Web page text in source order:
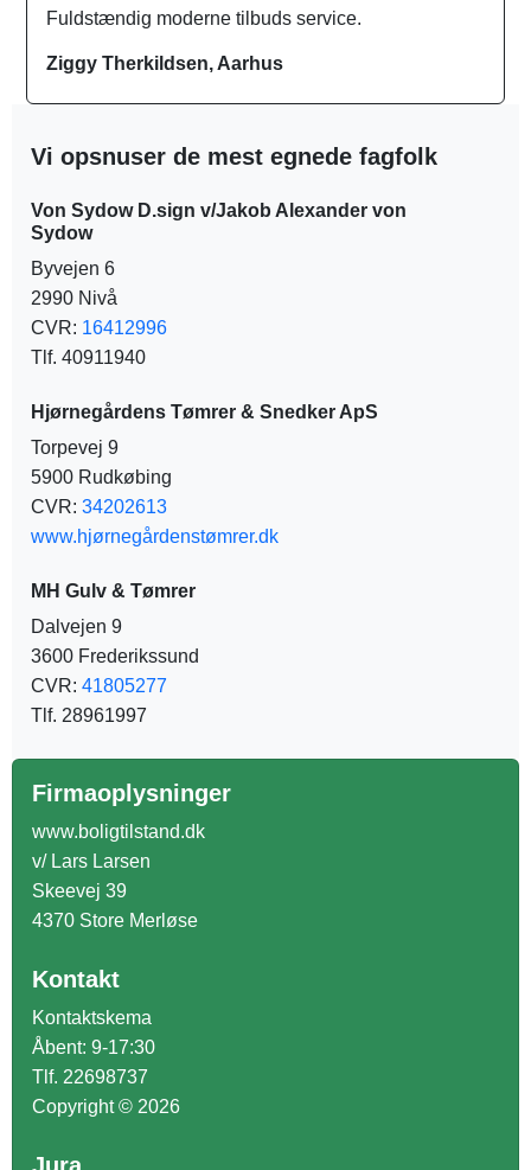
Fuldstændig moderne tilbuds service.
Ziggy Therkildsen, Aarhus
Vi opsnuser de mest egnede fagfolk
Von Sydow D.sign v/Jakob Alexander von
Sydow
Byvejen 6
2990 Nivå
CVR: 16412996
Tlf. 40911940
Hjørnegårdens Tømrer & Snedker ApS
Torpevej 9
5900 Rudkøbing
CVR: 34202613
www.hjørnegårdenstømrer.dk
MH Gulv & Tømrer
Dalvejen 9
3600 Frederikssund
CVR: 41805277
Tlf. 28961997
Firmaoplysninger
www.boligtilstand.dk
v/ Lars Larsen
Skeevej 39
4370 Store Merløse
Kontakt
Kontaktskema
Åbent: 9-17:30
Tlf. 22698737
Copyright © 2026